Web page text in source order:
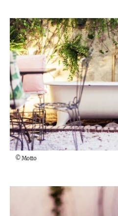
©Motto